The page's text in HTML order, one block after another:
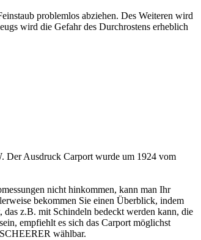
problemlos abziehen. Des Weiteren wird
wird die Gefahr des Durchrostens erheblich
Der Ausdruck Carport wurde um 1924 vom
nicht hinkommen, kann man Ihr
bekommen Sie einen Überblick, indem
z.B. mit Schindeln bedeckt werden kann, die
empfiehlt es sich das Carport möglichst
wählbar.